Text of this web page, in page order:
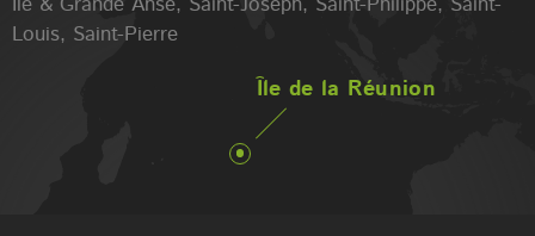
Île de la Réunion
Louis, Saint-Pierre